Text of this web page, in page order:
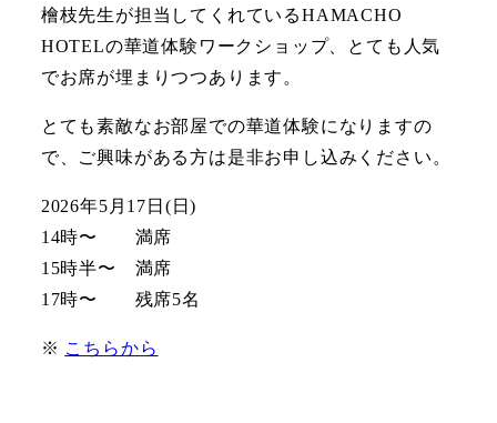
檜枝先生が担当してくれているHAMACHO
HOTELの華道体験ワークショップ、とても人気
でお席が埋まりつつあります。
とても素敵なお部屋での華道体験になりますの
で、ご興味がある方は是非お申し込みください。
2026年5月17日(日)
14時〜 満席
15時半〜 満席
17時〜 残席5名
※ こちらから